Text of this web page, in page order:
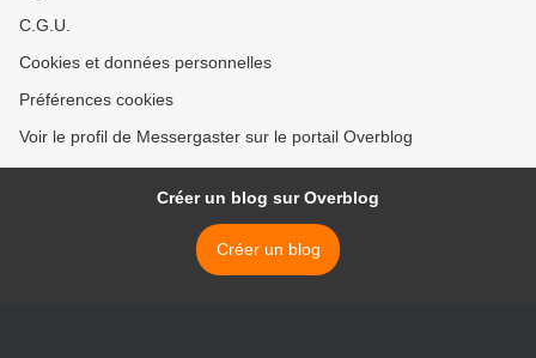
C.G.U.
Cookies et données personnelles
Préférences cookies
Voir le profil de Messergaster sur le portail Overblog
Créer un blog sur Overblog
Créer un blog